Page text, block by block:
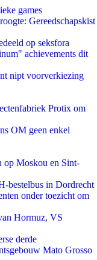
games
Gereedschapskist
op seksfora
achievements dit
nipt voorverkiezing
Protix om
OM geen enkel
op Moskou en Sint-
bestelbus in Dordrecht
onder toezicht om
Hormuz, VS
derde
Mato Grosso